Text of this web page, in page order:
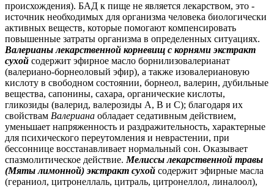
происхождения). БАД к пище не является лекарством, это -
источник необходимых для организма человека биологически
активных веществ, которые помогают компенсировать
повышенные затраты организма в определенных ситуациях.
Валерианы лекарственной корневищ с корнями экстракт
сухой содержит эфирное масло борнилизовалерианат
(валериано-борнеоловый эфир), а также изовалериановую
кислоту в свободном состоянии, борнеол, валерин, дубильные
вещества, сапонины, сахара, органические кислоты,
гликозиды (валерид, валерозиды А, В и С); благодаря их
свойствам Валериана обладает седативным действием,
уменьшает напряженность и раздражительность, характерные
для психического переутомления и неврастении, при
бессоннице восстанавливает нормальный сон. Оказывает
спазмолитическое действие. Мелиссы лекарственной травы
(Мяты лимонной) экстракт сухой содержит эфирные масла
(гераниол, цитронеллаль, цитраль, цитронеллол, линалоол),